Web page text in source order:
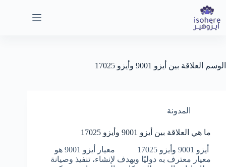
التجاوز
المحتوى
الوسم العلاقة بين أيزو 9001 وأيزو 17025
المدونة
ما هي العلاقة بين أيزو 9001 وأيزو 17025
أيزو 9001 وأيزو 17025 معيار أيزو 9001 هو
معيار معترف به دوليًا ويهدف لإنشاء، تنفيذ وصيانة